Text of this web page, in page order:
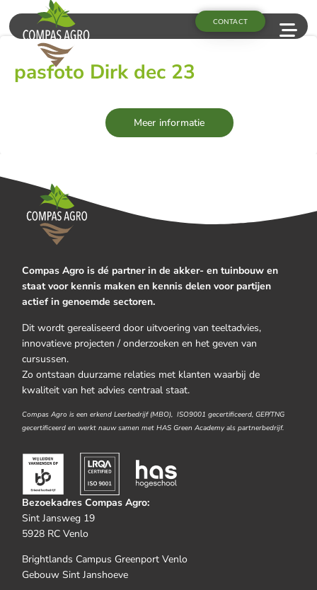
CONTACT
pasfoto Dirk dec 23
Meer informatie
Compas Agro is dé partner in de akker- en tuinbouw en
staat voor kennis maken en kennis delen voor partijen
actief in genoemde sectoren.
Dit wordt gerealiseerd door uitvoering van teeltadvies,
innovatieve projecten / onderzoeken en het geven van
cursussen.
Zo ontstaan duurzame relaties met klanten waarbij de
kwaliteit van het advies centraal staat.
Compas Agro is een erkend Leerbedrijf (MBO), ISO9001 gecertificeerd, GEP/TNG
gecertificeerd en werkt nauw samen met HAS Green Academy als partnerbedrijf.
Bezoekadres Compas Agro:
Sint Jansweg 19
5928 RC Venlo
Brightlands Campus Greenport Venlo
Gebouw Sint Janshoeve